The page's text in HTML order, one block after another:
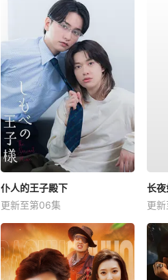
仆人的王子殿下
更新至第06集
长
更